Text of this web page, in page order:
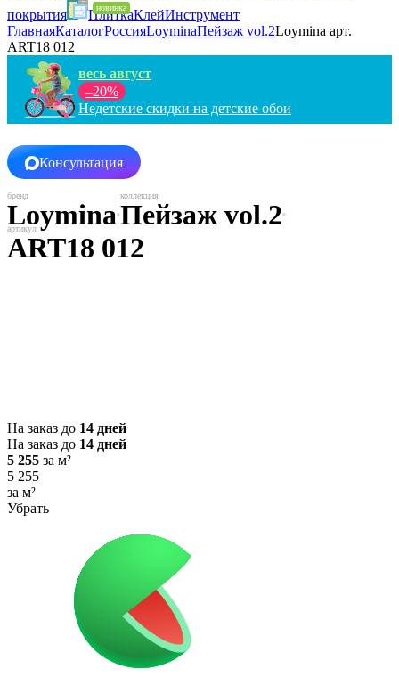
покрытия
ПлиткаКлейИнструмент
ГлавнаяКаталогРоссияLoyminaПейзаж vol.2Loymina арт.
ART18 012
весь август
–20%
Недетские скидки на детские обои
Консультация
LoyminaПейзаж vol.2
ART18 012
На заказ до 14 дней
На заказ до 14 дней
5 255 за м²
5 255
за м²
Убрать